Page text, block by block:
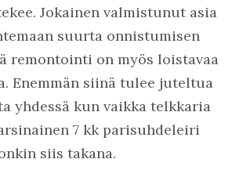
Jokainen valmistunut asia
suurta onnistumisen
remontointi on myös loistavaa
Enemmän siinä tulee juteltua
yhdessä kun vaikka telkkaria
7 kk parisuhdeleiri
siis takana.